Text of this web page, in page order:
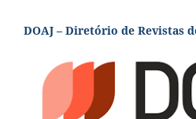
DOAJ – Diretório de Revistas